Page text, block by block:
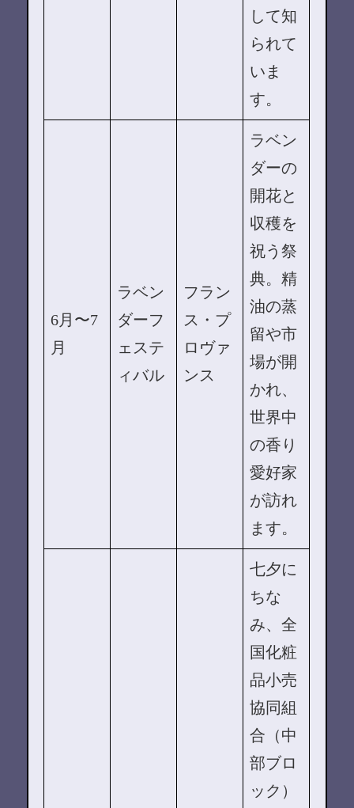
して知
られて
いま
す。
6月〜7
月
ラベン
ダーフ
ェステ
ィバル
フラン
ス・プ
ロヴァ
ンス
ラベン
ダーの
開花と
収穫を
祝う祭
典。精
油の蒸
留や市
場が開
かれ、
世界中
の香り
愛好家
が訪れ
ます。
七夕に
ちな
み、全
国化粧
品小売
協同組
合（中
部ブロ
ック）